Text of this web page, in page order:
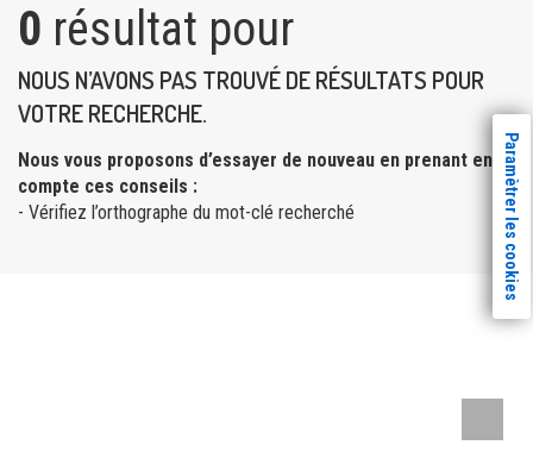
0 résultat pour
NOUS N’AVONS PAS TROUVÉ DE RÉSULTATS POUR
VOTRE RECHERCHE.
Nous vous proposons d’essayer de nouveau en prenant en
compte ces conseils :
- Vérifiez l’orthographe du mot-clé recherché
Paramètrer les cookies